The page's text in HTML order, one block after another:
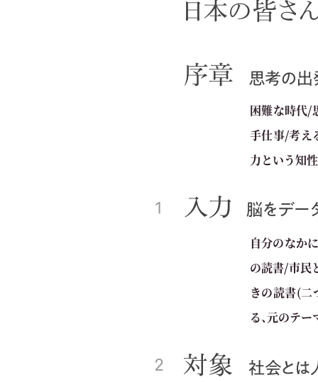
困難な時代/
手仕事/考え
力という知
自分のなか
の読書/市民
きの読書(二
る、元のテ